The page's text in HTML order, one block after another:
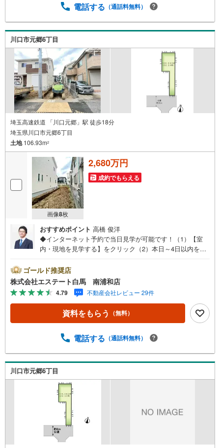
あります）◇TOHO HOUSE CLUBで生涯の安心をお届け◇
ニング、かけつけサポート、Club Offプレミアムなど多彩な
サービスがございます
電話する （通話料無料）
川口市元郷6丁目
埼玉高速鉄道 「川口元郷」駅 徒歩18分
埼玉県川口市元郷6丁目
土地106.93m2
画像8枚
2,680万円
成約でもらえる
おすすめポイント 高橋 俊洋
◆インターネット予約で当日見学が可能です！（1）【室
内・現地を見学する】をクリック（2）本日～4日以内をご
ください。◆10:00～21:00はお電話でのお問い合わせがス
ムーズです。●建築条件なし売地●更地渡し●南道路！【Yah
oo！ 不動産キャンペーン対象店舗です】 当店で物件を成
約するとPayPayボーナスをプレゼント！◆エステート白馬
の5大サポート◆1.FP相談サポート社外のファイナンシャ
ルプランナーと資金相談が無料2.設備保証の延長サービス
で付帯3.注文住宅「白馬の家」高気密・高断熱のフルオー
サービス目視検査やリフォーム費用をお伝えするなどの無
料サービス5.お引渡し後もしっかりサポートCSサポート室
がお引渡し後のお悩みもしっかりサポートします
ゴールド推奨店
株式会社エステート白馬 南浦和店
4.79 不動産会社レビュー 29件
資料をもらう （無料）
電話する （通話料無料）
川口市元郷6丁目